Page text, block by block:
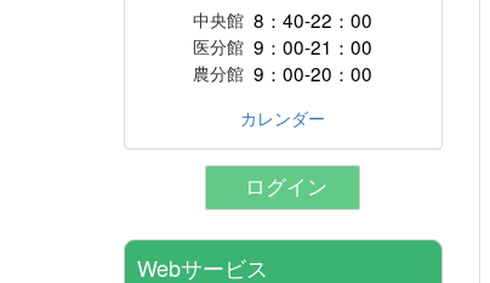
中央館 8：40-22：00
医分館 9：00-21：00
農分館 9：00-20：00
カレンダー
ログイン
Webサービス